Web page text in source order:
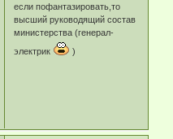
если пофантазировать,то
высший руководящий состав
министерства (генерал-
электрик
)